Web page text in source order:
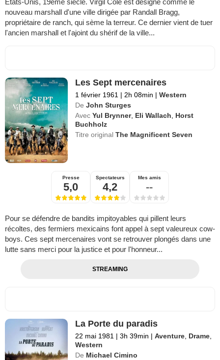
Etats-Unis, 19ème siècle. Virgil Cole est désigné comme le
nouveau marshall d'une ville dirigée par Randall Bragg,
propriétaire de ranch, qui sème la terreur. Ce dernier vient de tuer
l'ancien marshall et l'ajoint du shérif de la ville...
Les Sept mercenaires
1 février 1961 | 2h 08min | Western
De John Sturges
Avec Yul Brynner, Eli Wallach, Horst
Buchholz
Titre originalThe Magnificent Seven
Presse
5,0
Spectateurs
4,2
Mes amis
--
Pour se défendre de bandits impitoyables qui pillent leurs
récoltes, des fermiers mexicains font appel à sept valeureux cow-
boys. Ces sept mercenaires vont se retrouver plongés dans une
lutte sans merci pour la justice et pour l'honneur...
STREAMING
La Porte du paradis
22 mai 1981 | 3h 39min | Aventure, Drame,
Western
De Michael Cimino